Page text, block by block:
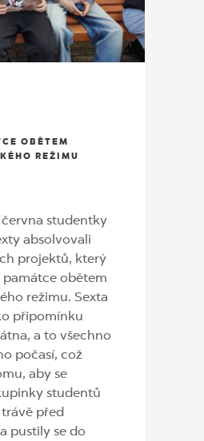
OBĚTEM
REŽIMU
června studentky
absolvovali
projektů, který
památce obětem
režimu. Sexta
připomínku
a to všechno
počasí, což
aby se
studentů
před
pustily se do